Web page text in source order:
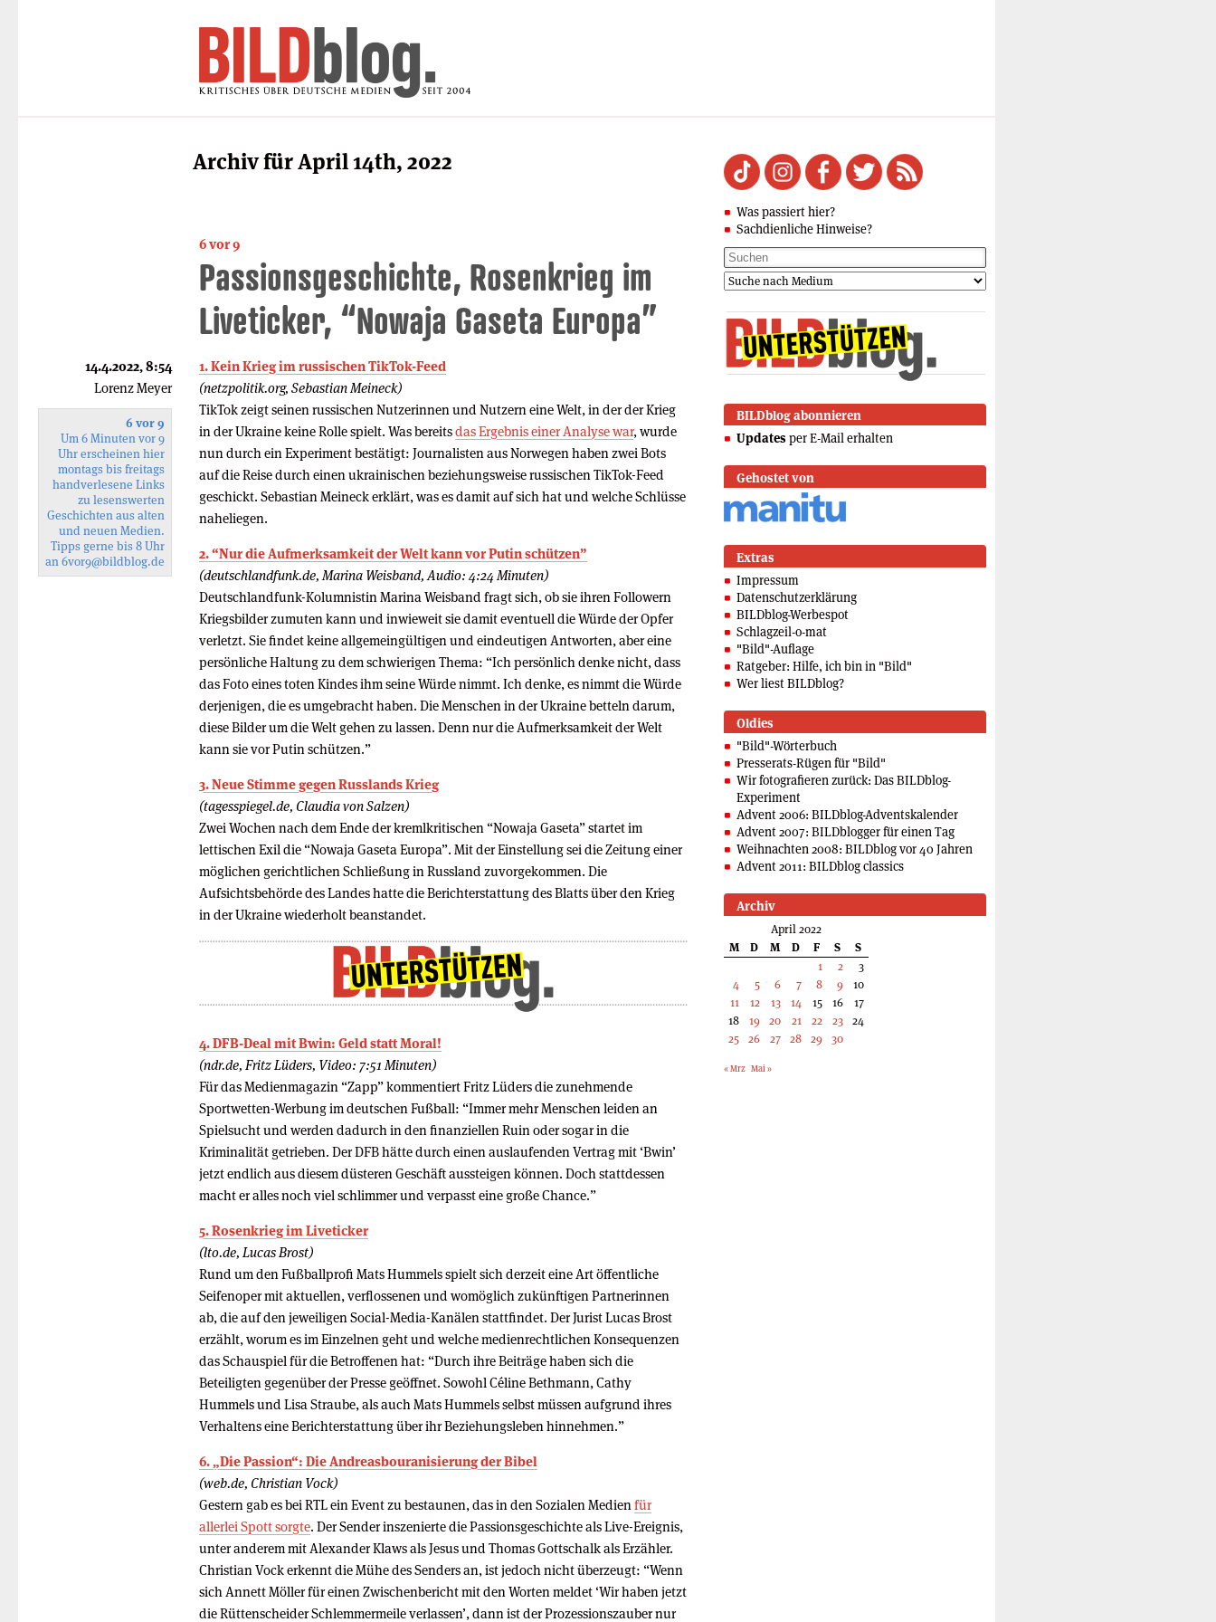
Archiv für April 14th, 2022
6 vor 9
Passionsgeschichte, Rosen­krieg im
Liveti­cker, “Nowaja Gaseta Europa”
1. Kein Krieg im russischen TikTok-Feed
(netzpolitik.org, Sebastian Meineck)
TikTok zeigt seinen russischen Nutzerinnen und Nutzern eine Welt, in der der Krieg
in der Ukraine keine Rolle spielt. Was bereitsdas Ergebnis einer Analyse war, wurde
nun durch ein Experiment bestätigt: Journalisten aus Norwegen haben zwei Bots
auf die Reise durch einen ukrainischen beziehungsweise russischen TikTok-Feed
geschickt. Sebastian Meineck erklärt, was es damit auf sich hat und welche Schlüsse
naheliegen.
2. “Nur die Aufmerksamkeit der Welt kann vor Putin schützen”
(deutschlandfunk.de, Marina Weisband, Audio: 4:24 Minuten)
Deutschlandfunk-Kolumnistin Marina Weisband fragt sich, ob sie ihren Followern
Kriegsbilder zumuten kann und inwieweit sie damit eventuell die Würde der Opfer
verletzt. Sie findet keine allgemeingültigen und eindeutigen Antworten, aber eine
persönliche Haltung zu dem schwierigen Thema: “Ich persönlich denke nicht, dass
das Foto eines toten Kindes ihm seine Würde nimmt. Ich denke, es nimmt die Würde
derjenigen, die es umgebracht haben. Die Menschen in der Ukraine betteln darum,
diese Bilder um die Welt gehen zu lassen. Denn nur die Aufmerksamkeit der Welt
kann sie vor Putin schützen.”
3. Neue Stimme gegen Russlands Krieg
(tagesspiegel.de, Claudia von Salzen)
Zwei Wochen nach dem Ende der kremlkritischen “Nowaja Gaseta” startet im
lettischen Exil die “Nowaja Gaseta Europa”. Mit der Einstellung sei die Zeitung einer
möglichen gerichtlichen Schließung in Russland zuvorgekommen. Die
Aufsichtsbehörde des Landes hatte die Berichterstattung des Blatts über den Krieg
in der Ukraine wiederholt beanstandet.
4. DFB-Deal mit Bwin: Geld statt Moral!
(ndr.de, Fritz Lüders, Video: 7:51 Minuten)
Für das Medienmagazin “Zapp” kommentiert Fritz Lüders die zunehmende
Sportwetten-Werbung im deutschen Fußball: “Immer mehr Menschen leiden an
Spielsucht und werden dadurch in den finanziellen Ruin oder sogar in die
Kriminalität getrieben. Der DFB hätte durch einen auslaufenden Vertrag mit ‘Bwin’
jetzt endlich aus diesem düsteren Geschäft aussteigen können. Doch stattdessen
macht er alles noch viel schlimmer und verpasst eine große Chance.”
5. Rosen­krieg im Liveticker
(lto.de, Lucas Brost)
Rund um den Fußballprofi Mats Hummels spielt sich derzeit eine Art öffentliche
Seifenoper mit aktuellen, verflossenen und womöglich zukünftigen Partnerinnen
ab, die auf den jeweiligen Social-Media-Kanälen stattfindet. Der Jurist Lucas Brost
erzählt, worum es im Einzelnen geht und welche medienrechtlichen Konsequenzen
das Schauspiel für die Betroffenen hat: “Durch ihre Beiträge haben sich die
Beteiligten gegenüber der Presse geöffnet. Sowohl Céline Bethmann, Cathy
Hummels und Lisa Straube, als auch Mats Hummels selbst müssen aufgrund ihres
Verhaltens eine Berichterstattung über ihr Beziehungsleben hinnehmen.”
6. „Die Passion“: Die Andreasbouranisierung der Bibel
(web.de, Christian Vock)
Gestern gab es bei RTL ein Event zu bestaunen, das in den Sozialen Medien für
allerlei Spott sorgte. Der Sender inszenierte die Passionsgeschichte als Live-Ereignis,
unter anderem mit Alexander Klaws als Jesus und Thomas Gottschalk als Erzähler.
Christian Vock erkennt die Mühe des Senders an, ist jedoch nicht überzeugt: “Wenn
sich Annett Möller für einen Zwischenbericht mit den Worten meldet ‘Wir haben jetzt
die Rüttenscheider Schlemmermeile verlassen’, dann ist der Prozessionszauber nur
14.4.2022, 8:54
Lorenz Meyer
6 vor 9
Um 6 Minuten vor 9
Uhr erscheinen hier
montags bis freitags
handverlesene Links
zu lesenswerten
Geschichten aus alten
und neuen Medien.
Tipps gerne bis 8 Uhr
an6vor9@bildblog.de
Was passiert hier?
Sachdienliche Hinweise?
BILDblog abonnieren
Updates per E-Mail erhalten
Gehostet von
Extras
Impressum
Datenschutzerklärung
BILDblog-Werbespot
Schlagzeil-o-mat
"Bild"-Auflage
Ratgeber: Hilfe, ich bin in "Bild"
Wer liest BILDblog?
Oldies
"Bild"-Wörterbuch
Presserats-Rügen für "Bild"
Wir fotografieren zurück: Das BILDblog-
Experiment
Advent 2006: BILDblog-Adventskalender
Advent 2007: BILDblogger für einen Tag
Weihnachten 2008: BILDblog vor 40 Jahren
Advent 2011: BILDblog classics
Archiv
April 2022
M
D M D F S
S
1
2
3
4
5 6 7 8 9
10
11
12 13 14 15 16
17
18
19 20 21 22 23 24
25 26 27 28 29 30
« Mrz Mai »